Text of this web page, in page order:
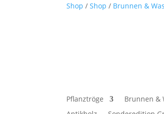
Shop /Shop / Brunnen &
Pflanztröge Brunnen &